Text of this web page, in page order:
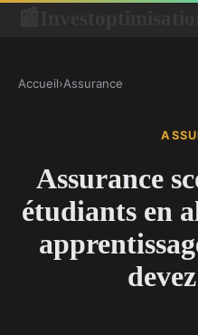
Accueil›Assurance
Assurance
étudiants en